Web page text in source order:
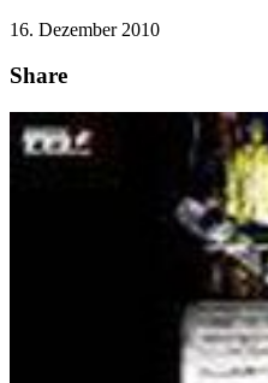
16. Dezember 2010
Share